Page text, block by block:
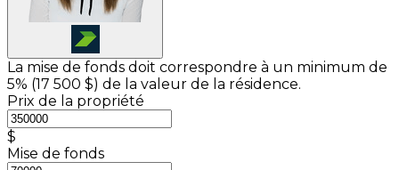
La mise de fonds doit correspondre à un minimum de
5% (17 500 $) de la valeur de la résidence.
Prix de la propriété
$
Mise de fonds